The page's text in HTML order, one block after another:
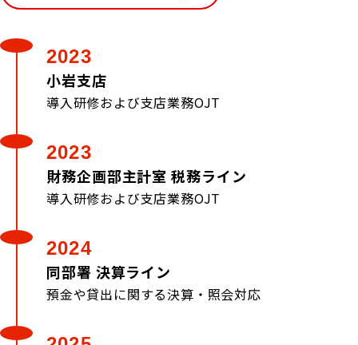
2023
小岩支店
導入研修および支店業務OJT
2023
財務企画部主計室 税務ライン
導入研修および支店業務OJT
2024
同部署 決算ライン
預金や貸出に関する決算・照会対応